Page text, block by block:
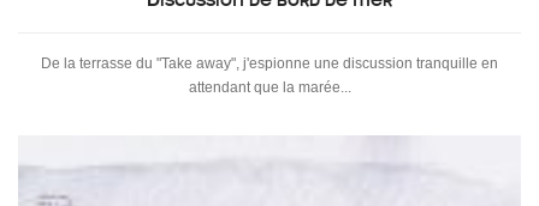
De la terrasse du "Take away", j'espionne une discussion tranquille en
attendant que la marée...